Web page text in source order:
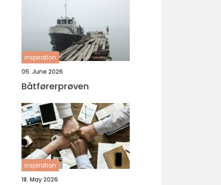
inspiration
05. June 2026
Båtførerprøven
inspiration
18. May 2026